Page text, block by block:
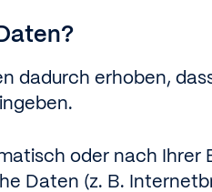
dadurch erhoben,
oder nach Ihrer
Daten (z. B.